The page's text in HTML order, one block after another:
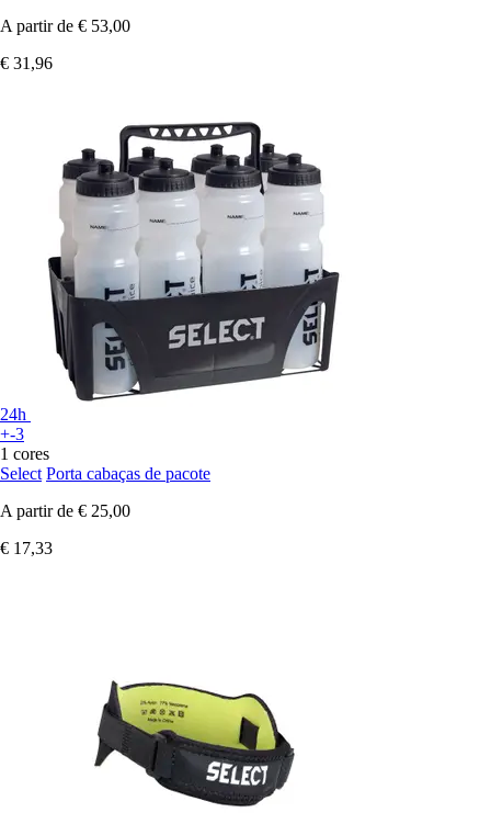
A partir de € 53,00
€ 31,96
24h
+-3
1 cores
Select Porta cabaças de pacote
A partir de € 25,00
€ 17,33